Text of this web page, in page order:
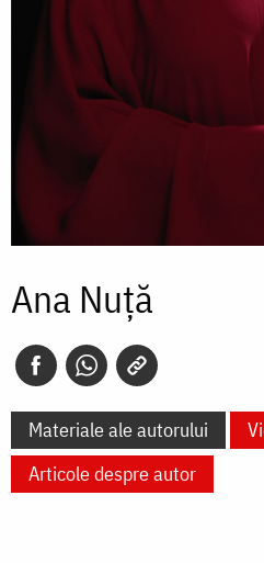
Ana Nuță
Materiale ale autorului
Articole despre autor